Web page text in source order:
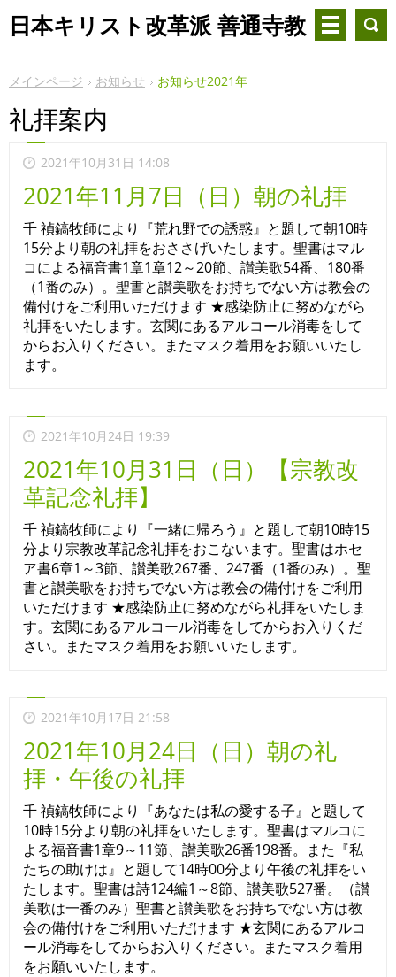
日本キリスト改革派 善通寺教
メインページ お知らせ お知らせ2021年
礼拝案内
2021年10月31日 14:08
2021年11月7日（日）朝の礼拝
千 禎鎬牧師により『荒れ野での誘惑』と題して朝10時
15分より朝の礼拝をおささげいたします。聖書はマル
コによる福音書1章1章12～20節、讃美歌54番、180番
（1番のみ）。聖書と讃美歌をお持ちでない方は教会の
備付けをご利用いただけます ★感染防止に努めながら
礼拝をいたします。玄関にあるアルコール消毒をして
からお入りください。またマスク着用をお願いいたし
ます。
2021年10月24日 19:39
2021年10月31日（日）【宗教改
革記念礼拝】
千 禎鎬牧師により『一緒に帰ろう』と題して朝10時15
分より宗教改革記念礼拝をおこないます。聖書はホセ
ア書6章1～3節、讃美歌267番、247番（1番のみ）。聖
書と讃美歌をお持ちでない方は教会の備付けをご利用
いただけます ★感染防止に努めながら礼拝をいたしま
す。玄関にあるアルコール消毒をしてからお入りくだ
さい。またマスク着用をお願いいたします。
2021年10月17日 21:58
2021年10月24日（日）朝の礼
拝・午後の礼拝
千 禎鎬牧師により『あなたは私の愛する子』と題して
10時15分より朝の礼拝をいたします。聖書はマルコに
よる福音書1章9～11節、讃美歌26番198番。また『私
たちの助けは』と題して14時00分より午後の礼拝をい
たします。聖書は詩124編1～8節、讃美歌527番。（讃
美歌は一番のみ）聖書と讃美歌をお持ちでない方は教
会の備付けをご利用いただけます ★玄関にあるアルコ
ール消毒をしてからお入りください。またマスク着用
をお願いいたします。